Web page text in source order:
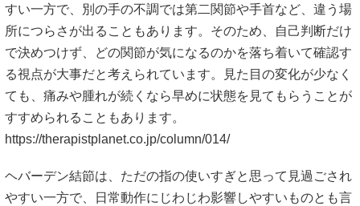
すい一方で、別の手の不調では第二関節や手首など、違う場
所につらさが出ることもあります。そのため、自己判断だけ
で決めつけず、どの関節が気になるのかを落ち着いて確認す
る視点が大事だと考えられています。見た目の変化が少なく
ても、痛みや腫れが続くなら早めに状態を見てもらうことが
すすめられることもあります。
https://therapistplanet.co.jp/column/014/
ヘバーデン結節は、ただの指の使いすぎと思って見過ごされ
やすい一方で、日常動作にじわじわ影響しやすいものとも言